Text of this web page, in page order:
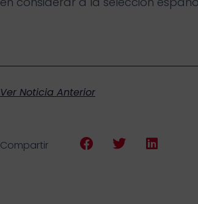
Ver Noticia Anterior
Compartir